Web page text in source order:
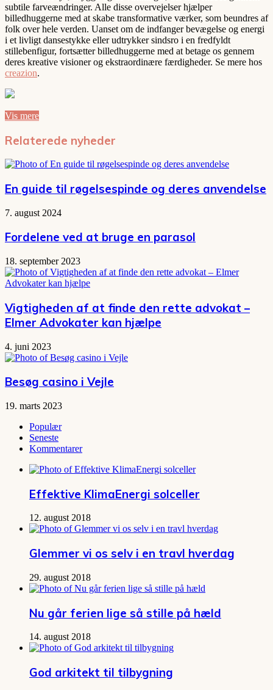
subtile farveændringer. Alle disse overvejelser hjælper
billedhuggerne med at skabe transformative værker, som beundres af
folk over hele verden. Uanset om de indfanger bevægelse og energi
i et livligt dansestykke eller udtrykker sindsro i en fredfyldt
stillebenfigur, fortsætter billedhuggerne med at betage os gennem
deres kreative visioner og ekstraordinære færdigheder. Se mere hos
creazion.
Vis mere
Relaterede nyheder
En guide til røgelsespinde og deres anvendelse
7. august 2024
Fordelene ved at bruge en parasol
18. september 2023
Vigtigheden af at finde den rette advokat –
Elmer Advokater kan hjælpe
4. juni 2023
Besøg casino i Vejle
19. marts 2023
Populær
Seneste
Kommentarer
Effektive KlimaEnergi solceller
12. august 2018
Glemmer vi os selv i en travl hverdag
29. august 2018
Nu går ferien lige så stille på hæld
14. august 2018
God arkitekt til tilbygning